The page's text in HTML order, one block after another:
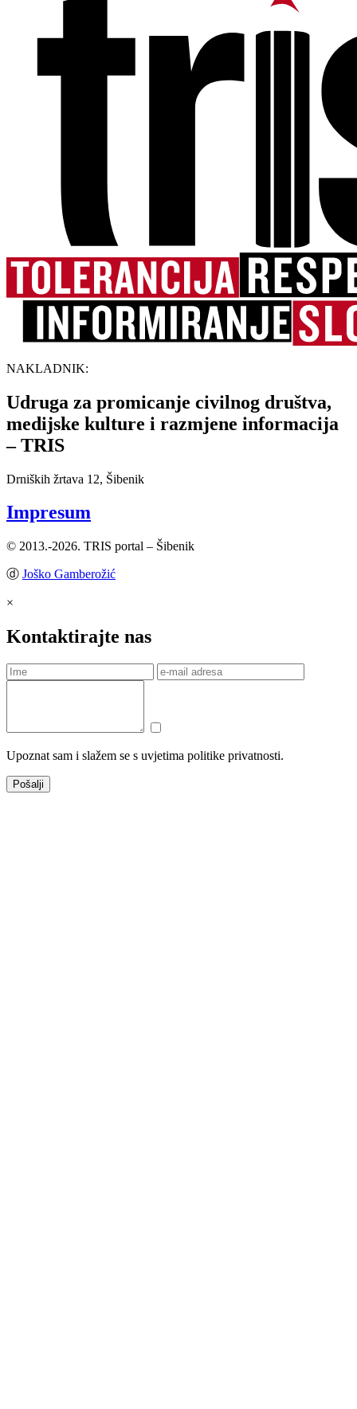
NAKLADNIK:
Udruga za promicanje civilnog društva,
medijske kulture i razmjene informacija
– TRIS
Drniških žrtava 12, Šibenik
Impresum
© 2013.-2026. TRIS portal – Šibenik
ⓓ Joško Gamberožić
×
Kontaktirajte nas
Upoznat sam i slažem se s uvjetima politike privatnosti.
Pošalji